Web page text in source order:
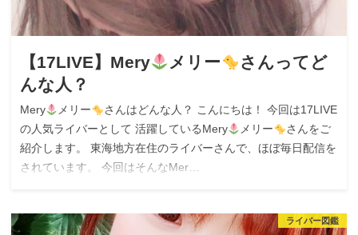
【17LIVE】Mery メリー
さんってど
んな人？
Mery メリー
さんはどんな人？ こんにちは！ 今回は17LIVE
の人気ライバーとして 活躍しているMery
メリー
さんをご
紹介します。 東海地方在住のライバーさんで、ほぼ毎日配信を
されています。 今回はそんなMer…
ライバー図鑑